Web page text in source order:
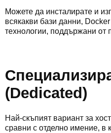
Можете да инсталирате и
всякакви бази данни,
технологии, поддържани от
(Dedicated)
Най-скъпият вариант за
сравни с отделно имение, в